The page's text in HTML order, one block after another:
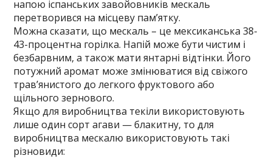
напою іспанських завойовників мескаль
перетворився на місцеву пам’ятку.
Можна сказати, що мескаль – це мексиканська 38-
43-процентна горілка. Напій може бути чистим і
безбарвним, а також мати янтарні відтінки. Його
потужний аромат може змінюватися від свіжого
трав’янистого до легкого фруктового або
щільного зернового.
Якщо для виробництва текіли використовують
лише один сорт агави — блакитну, то для
виробництва мескалю використовують такі
різновиди: